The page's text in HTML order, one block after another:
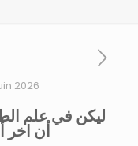
2026
ليكن في علم
أن اخر